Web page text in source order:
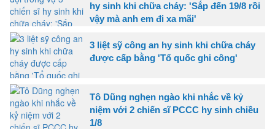
hy sinh khi chữa cháy: 'Sắp đến 19/8 rồi
vậy mà anh em đi xa mãi'
3 liệt sỹ công an hy sinh khi chữa cháy
được cấp bằng 'Tổ quốc ghi công'
Tô Dũng nghẹn ngào khi nhắc về kỷ
niệm với 2 chiến sĩ PCCC hy sinh chiều
1/8